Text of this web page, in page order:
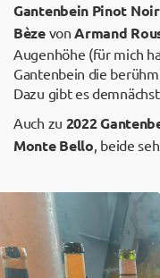
Gantenbein Pinot Noir
Bèze vonArmand
Augenhöhe (für mich
Gantenbein die
Dazu gibt es
Auch zu 2022
Monte Bello, beide